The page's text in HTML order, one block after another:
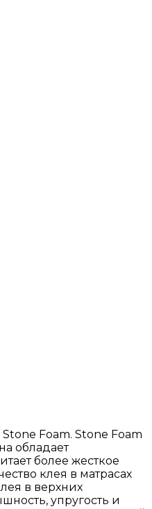
Foam. Stone Foam
обладает
более жесткое
клея в матрасах
в верхних
упругость и